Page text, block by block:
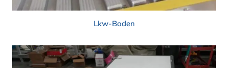
Lkw-Boden